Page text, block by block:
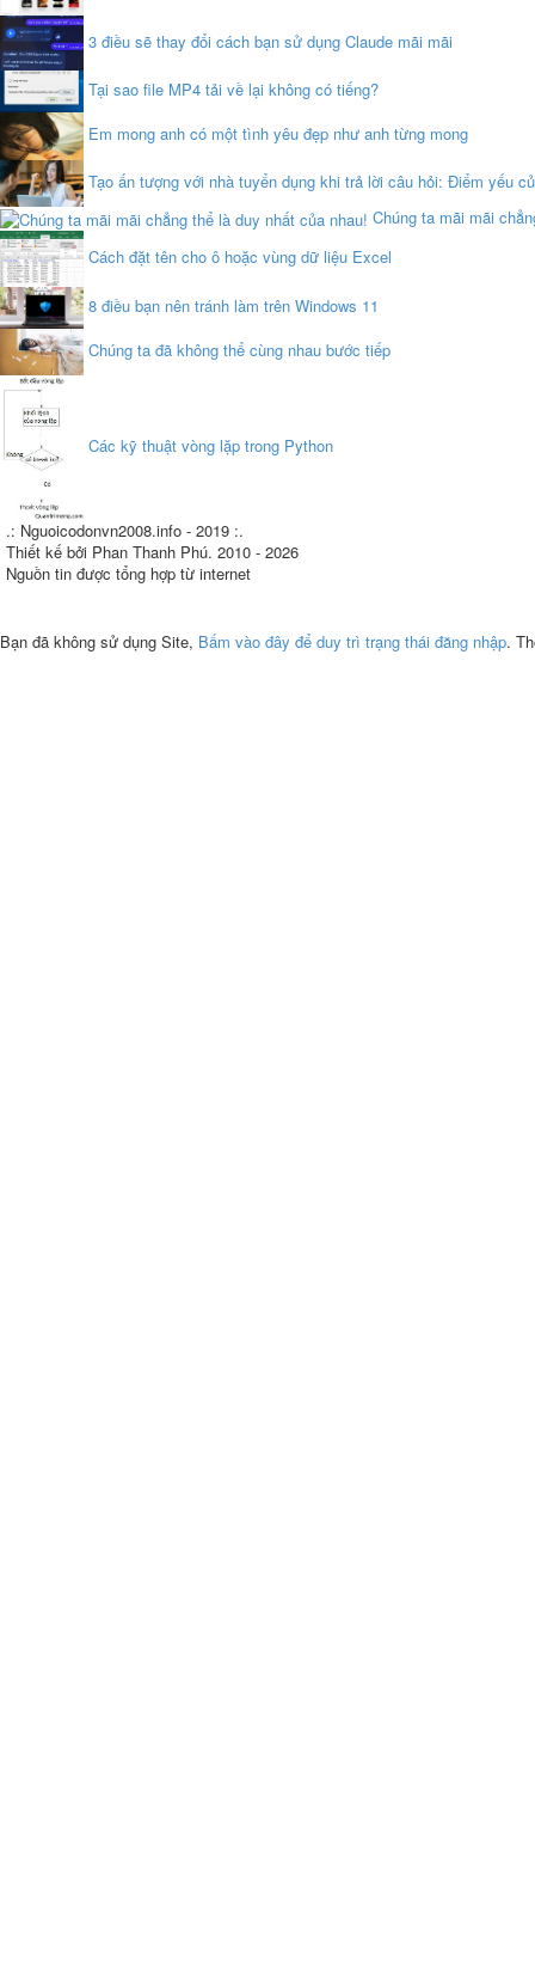
3 điều sẽ thay đổi cách bạn sử dụng Claude mãi mãi
Tại sao file MP4 tải về lại không có tiếng?
Em mong anh có một tình yêu đẹp như anh từng mong
Tạo ấn tượng với nhà tuyển dụng khi trả lời câu hỏi: Điểm yếu
Chúng ta mãi mãi
Cách đặt tên cho ô hoặc vùng dữ liệu Excel
8 điều bạn nên tránh làm trên Windows 11
Chúng ta đã không thể cùng nhau bước tiếp
Các kỹ thuật vòng lặp trong Python
.: Nguoicodonvn2008.info - 2019 :.
Thiết kế bởi Phan Thanh Phú. 2010 - 2026
Nguồn tin được tổng hợp từ internet
Bạn đã không sử dụng Site, Bấm vào đây để duy trì trạng thái đăng nhập.